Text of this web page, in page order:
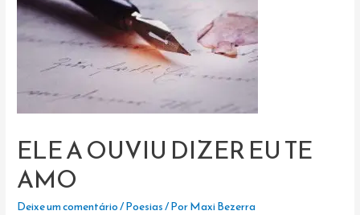
ELE A OUVIU DIZER EU TE
AMO
Deixe um comentário/Poesias/ PorMaxi Bezerra